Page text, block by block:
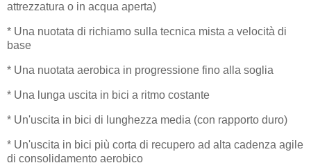
attrezzatura o in acqua aperta)
* Una nuotata di richiamo sulla tecnica mista a velocità di
base
* Una nuotata aerobica in progressione fino alla soglia
* Una lunga uscita in bici a ritmo costante
* Un'uscita in bici di lunghezza media (con rapporto duro)
* Un'uscita in bici più corta di recupero ad alta cadenza agile
di consolidamento aerobico